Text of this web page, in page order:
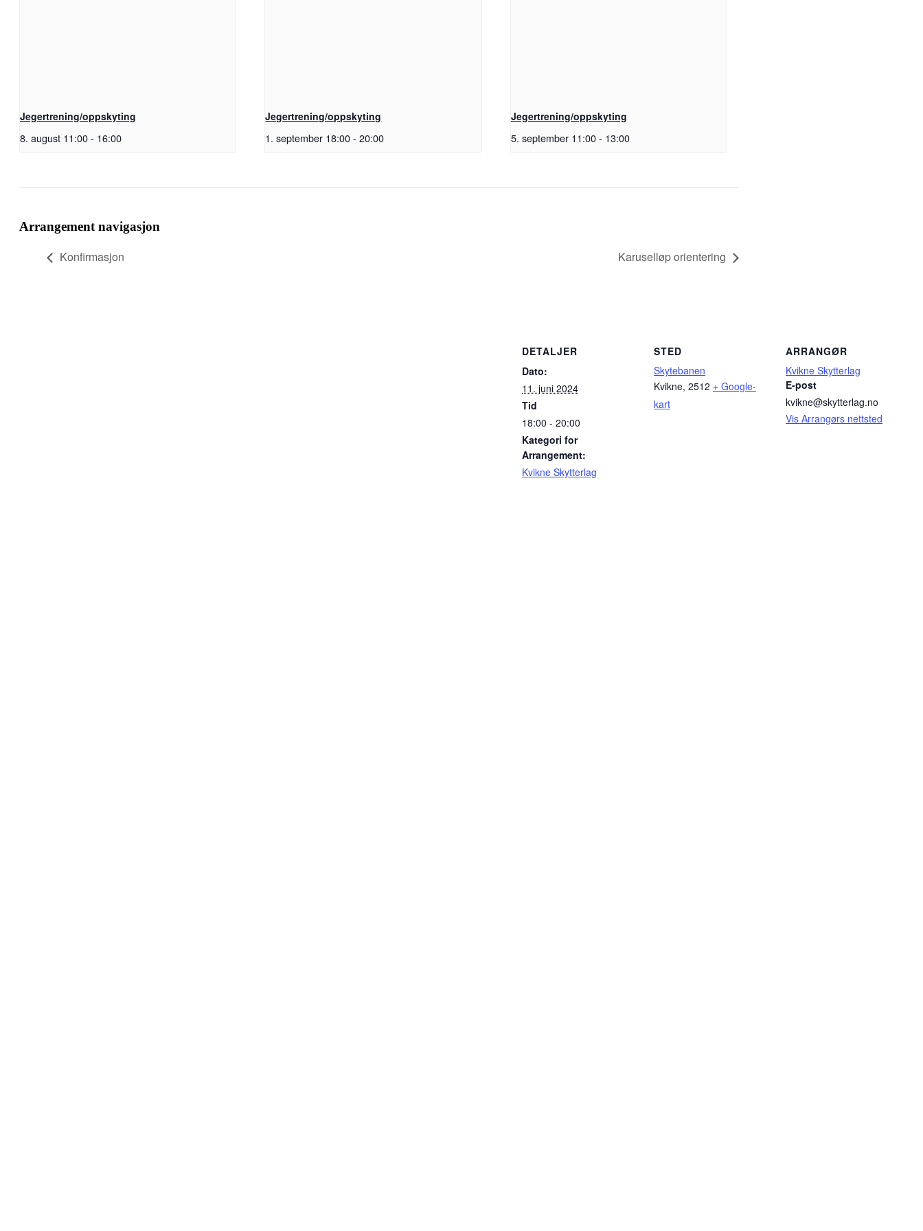
Jegertrening/oppskyting
8. august 11:00- 16:00
Jegertrening/oppskyting
1. september 18:00 - 20:00
Jegertrening/oppskyting
5. september 11:00- 13:00
Arrangement navigasjon
Konfirmasjon Karuselløp orientering
DETALJER
Dato:
11. juni 2024
Tid
18:00 - 20:00
Kategori for
Arrangement:
Kvikne Skytterlag
STED
Skytebanen
Kvikne, 2512 + Google-
kart
ARRANGØR
Kvikne Skytterlag
E-post
kvikne@skytterlag.no
Vis Arrangørs nettsted